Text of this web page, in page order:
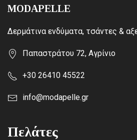
MODAPELLE
Δερμάτινα ενδύματα, τσάντες &
Παπαστράτου 72, Αγρίνιο
+30 26410 45522
info@modapelle.gr
Πελάτες